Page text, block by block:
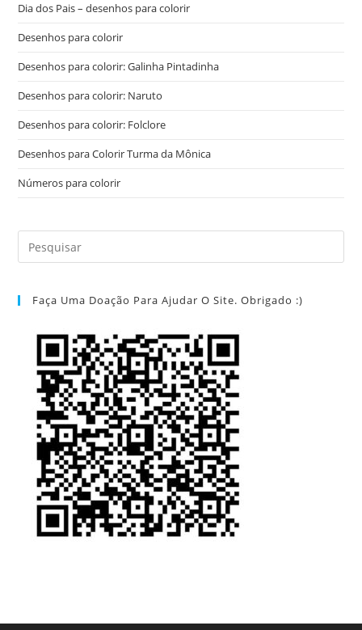
Dia dos Pais – desenhos para colorir
Desenhos para colorir
Desenhos para colorir: Galinha Pintadinha
Desenhos para colorir: Naruto
Desenhos para colorir: Folclore
Desenhos para Colorir Turma da Mônica
Números para colorir
Faça Uma Doação Para Ajudar O Site. Obrigado :)